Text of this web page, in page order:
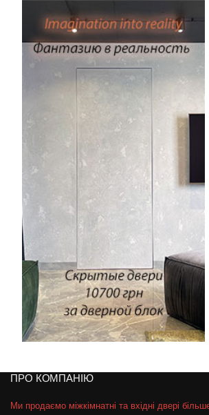
ПРО КОМПАНІЮ
Ми продаємо міжкімнатні та вхідні двері